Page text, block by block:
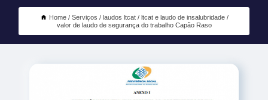
Home Serviços laudos ltcat
ltcat e laudo de insalubridade
valor de laudo de segurança do trabalho Capão Raso